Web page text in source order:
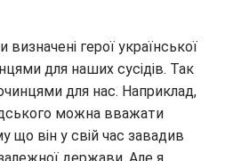
герої української
для наших сусідів. Так
для нас. Наприклад,
можна вважати
що він у свій час завадив